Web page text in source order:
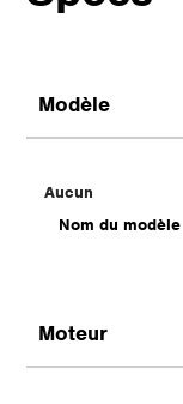
Modèle
Aucun
Nom du modèle
Moteur